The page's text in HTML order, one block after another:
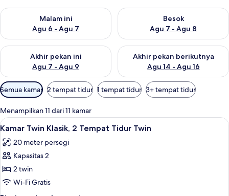
Malam ini
Agu 6 - Agu 7
Periksa ketersediaan untuk malam ini Agu 6 - Agu 7
Besok
Agu 7 - Agu 8
Periksa ketersediaan untuk
Akhir pekan ini
Agu 7 - Agu 9
Periksa ketersediaan untuk akhir pekan ini Agu 7 - Agu 9
Akhir pekan berikutnya
Agu 14 - Agu 16
Periksa ketersediaan untuk
Filter
tersedia
untuk
kamar
Semua kamar 2 tempat tidur 1 tempat tidur 3+ tempat tidur
Menampilkan 11 dari 11 kamar
Lihat
semua
foto
untuk
Kamar
Twin
Klasik,
Seprai premium, brankas, meja
11
Kamar Twin Klasik, 2 Tempat Tidur Twin
20 meter persegi
Kapasitas 2
2 twin
Wi-Fi Gratis